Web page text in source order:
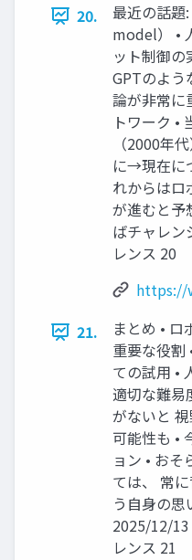
20.
最近の話
model） •
ット制御の
GPTのよう
論が非常に
トワーク •
（2000年
に→現在に
れからはロ
が進むと予
ばチャレ
レンス 20
https://
21.
まとめ •
重要な役割
ての試用 •
適切な難易
がないと
可能性も •
ョン • お
ては、 常
う自身の
2025/12/
レンス 21